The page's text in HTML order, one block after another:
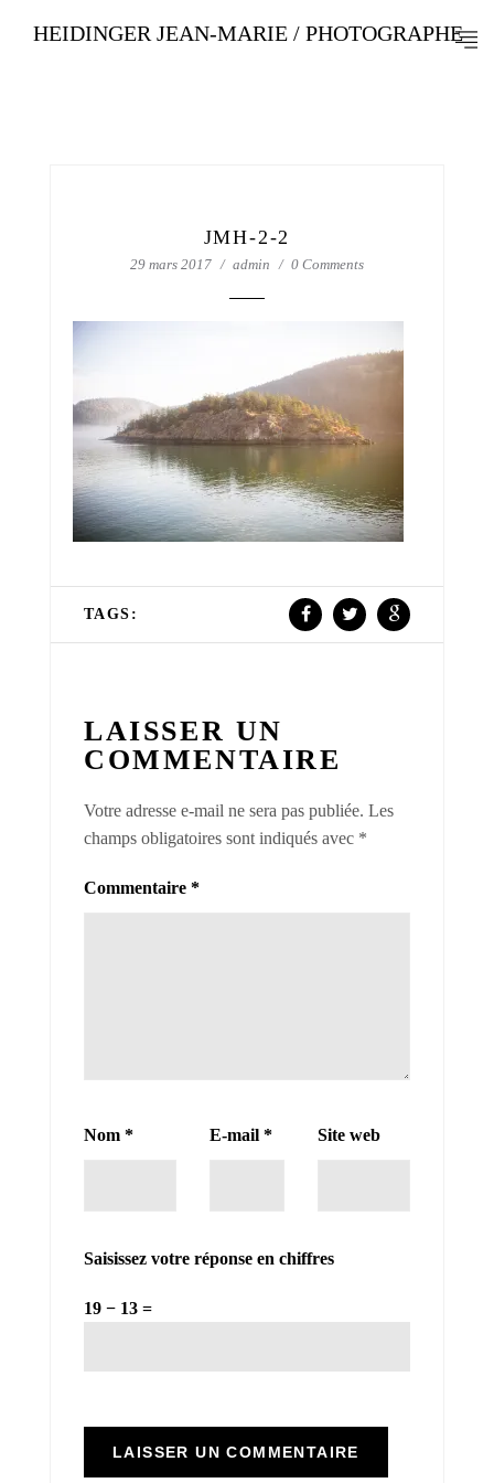
HEIDINGER JEAN-MARIE / PHOTOGRAPHE
JMH-2-2
29 mars 2017 admin 0 Comments
TAGS:
LAISSER UN
COMMENTAIRE
Votre adresse e-mail ne sera pas publiée. Les
champs obligatoires sont indiqués avec *
Commentaire *
Nom * E-mail * Site web
Saisissez votre réponse en chiffres
19 − 13 =